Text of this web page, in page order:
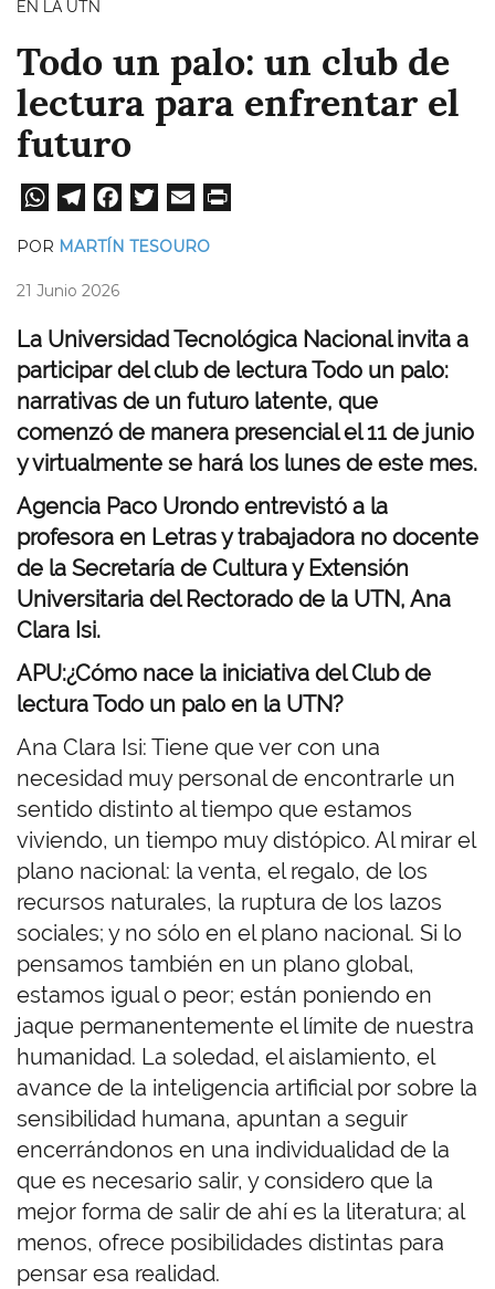
EN LA UTN
Todo un palo: un club de
lectura para enfrentar el
futuro
W
A
pp
Te
a
m
Fa
POR MARTÍN TESOURO
21 Junio 2026
La Universidad Tecnológica Nacional invita a
participar del club de lectura Todo un palo:
narrativas de un futuro latente, que
comenzó de manera presencial el 11 de junio
y virtualmente se hará los lunes de este mes.
Agencia Paco Urondo entrevistó a la
profesora en Letras y trabajadora no docente
de la Secretaría de Cultura y Extensión
Universitaria del Rectorado de la UTN, Ana
Clara Isi.
APU:¿Cómo nace la iniciativa del Club de
lectura Todo un palo en la UTN?
Ana Clara Isi: Tiene que ver con una
necesidad muy personal de encontrarle un
sentido distinto al tiempo que estamos
viviendo, un tiempo muy distópico. Al mirar el
plano nacional: la venta, el regalo, de los
recursos naturales, la ruptura de los lazos
sociales; y no sólo en el plano nacional. Si lo
pensamos también en un plano global,
estamos igual o peor; están poniendo en
jaque permanentemente el límite de nuestra
humanidad. La soledad, el aislamiento, el
avance de la inteligencia artificial por sobre la
sensibilidad humana, apuntan a seguir
encerrándonos en una individualidad de la
que es necesario salir, y considero que la
mejor forma de salir de ahí es la literatura; al
menos, ofrece posibilidades distintas para
pensar esa realidad.